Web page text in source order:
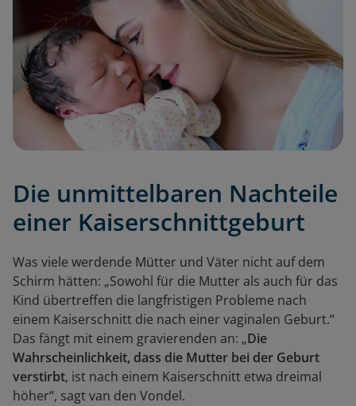
Die unmittelbaren Nachteile
einer Kaiserschnittgeburt
Was viele werdende Mütter und Väter nicht auf dem
Schirm hätten: „Sowohl für die Mutter als auch für das
Kind übertreffen die langfristigen Probleme nach
einem Kaiserschnitt die nach einer vaginalen Geburt.“
Das fängt mit einem gravierenden an: „Die
Wahrscheinlichkeit, dass die Mutter bei der Geburt
verstirbt, ist nach einem Kaiserschnitt etwa dreimal
höher“, sagt van den Vondel.